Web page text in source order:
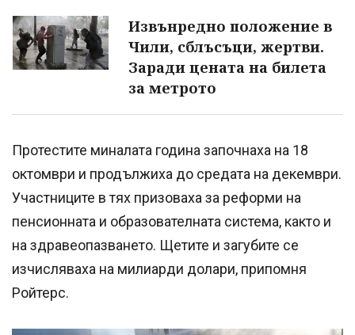
Извънредно положение в
Чили, сблъсъци, жертви.
Заради цената на билета
за метрото
Протестите миналата година започнаха на 18
октомври и продължиха до средата на декември.
Участниците в тях призоваха за реформи на
пенсионната и образователната система, както и
на здравеопазването. Щетите и загубите се
изчисляваха на милиарди долари, припомня
Ройтерс.